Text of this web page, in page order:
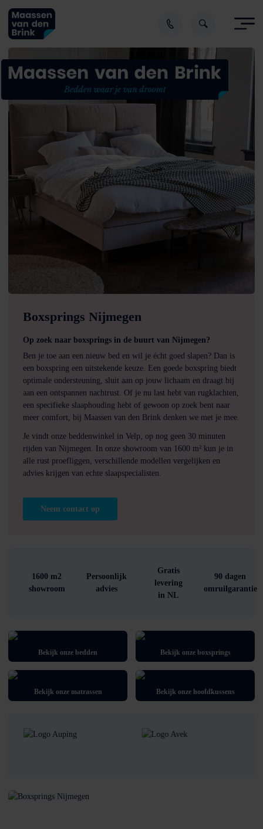
Boxsprings Nijmegen
Op zoek naar boxsprings in de buurt van Nijmegen?
Ben je toe aan een nieuw bed en wil je écht goed slapen? Dan is
een boxspring een uitstekende keuze. Een goede boxspring biedt
optimale ondersteuning, sluit aan op jouw lichaam en draagt bij
aan een ontspannen nachtrust. Of je nu last hebt van rugklachten,
een specifieke slaaphouding hebt of gewoon op zoek bent naar
meer comfort, bij Maassen van den Brink denken we met je mee.
Je vindt onze beddenwinkel in Velp, op nog geen 30 minuten
rijden van Nijmegen. In onze showroom van 1600 m² kun je in
alle rust proefliggen, verschillende modellen vergelijken en
advies krijgen van echte slaapspecialisten.
Neem contact op
1600 m2
showroom
Persoonlijk
advies
Gratis
levering
in NL
90 dagen
omruilgarantie
Bekijk onze bedden Bekijk onze boxsprings
Bekijk onze matrassen Bekijk onze hoofdkussens